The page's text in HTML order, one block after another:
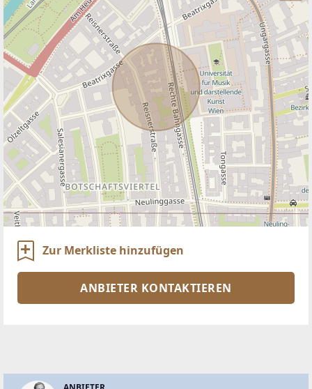
Zur Merkliste hinzufügen
ANBIETER KONTAKTIEREN